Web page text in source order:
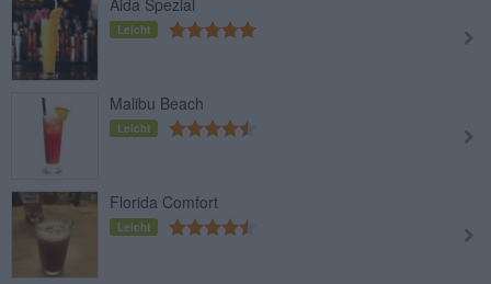
Leicht
Malibu Beach
Leicht
Florida Comfort
Leicht